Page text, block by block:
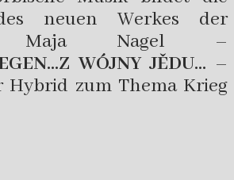
neuen Werkes der
Maja Nagel –
WÓJNY JĚDU… –
Hybrid zum Thema Krieg